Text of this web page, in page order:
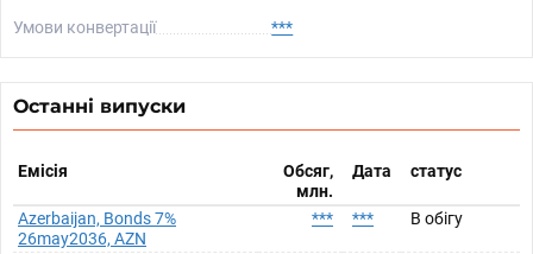
Умови конвертації ***
Останні випуски
Емісія
Обсяг,
млн.
Дата статус
Azerbaijan, Bonds 7%
26may2036, AZN
*** *** В обігу